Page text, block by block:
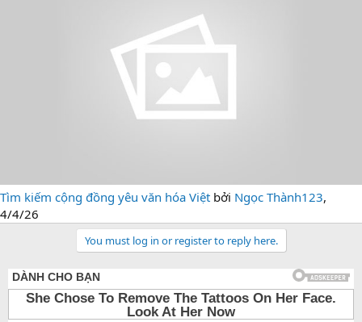
Tìm kiếm cộng đồng yêu văn hóa Việt bởi Ngọc Thành123,
4/4/26
You must log in or register to reply here.